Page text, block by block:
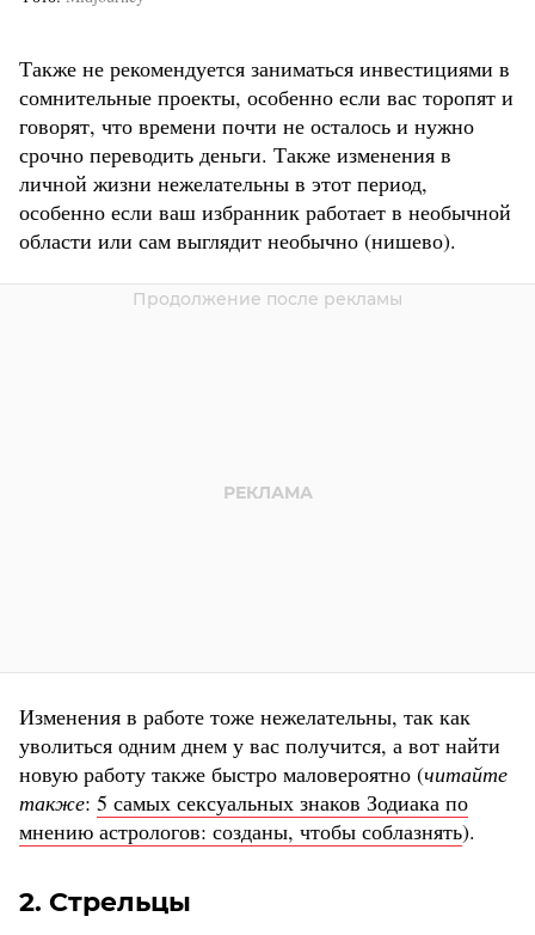
Также не рекомендуется заниматься инвестициями в
сомнительные проекты, особенно если вас торопят и
говорят, что времени почти не осталось и нужно
срочно переводить деньги. Также изменения в
личной жизни нежелательны в этот период,
особенно если ваш избранник работает в необычной
области или сам выглядит необычно (нишево).
Изменения в работе тоже нежелательны, так как
уволиться одним днем у вас получится, а вот найти
новую работу также быстро маловероятно (читайте
также: 5 самых сексуальных знаков Зодиака по
мнению астрологов: созданы, чтобы соблазнять).
2. Стрельцы